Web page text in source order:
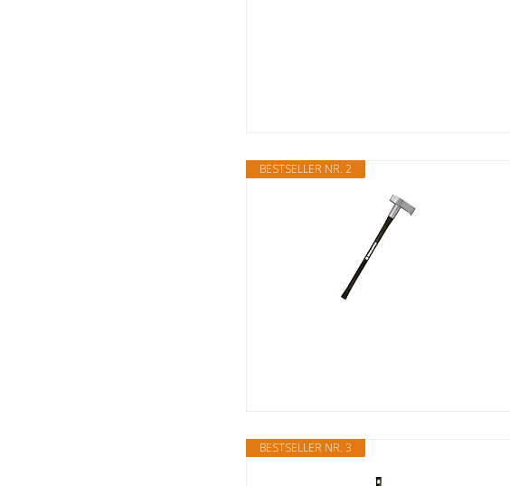
BESTSELLER NR. 2
BESTSELLER NR. 3